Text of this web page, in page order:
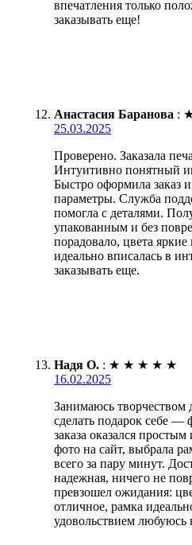
впечатления только
заказывать еще!
Анастасия Баранова :
25.03.2025
Проверено. Заказала
Интуитивно понятный
Быстро оформила заказ
параметры. Служба
помогла с деталями.
упакованным и без
порадовало, цвета
идеально вписалась в
заказывать еще.
Надя О. : ★ ★ ★ ★ ★
16.02.2025
Занимаюсь творчеством
сделать подарок себе —
заказа оказался
фото на сайт, выбрала
всего за пару минут.
надежная, ничего не
превзошел ожидания:
отличное, рамка
удовольствием любуюсь